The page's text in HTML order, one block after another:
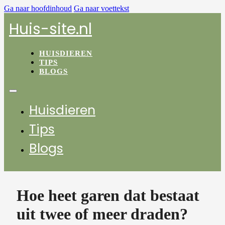
Ga naar hoofdinhoud Ga naar voettekst
Huis-site.nl
HUISDIEREN
TIPS
BLOGS
Huisdieren
Tips
Blogs
Hoe heet garen dat bestaat
uit twee of meer draden?